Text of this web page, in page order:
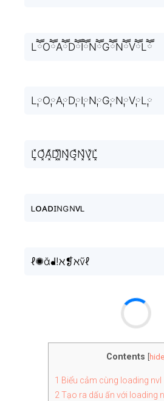
LཽOཽAཽDཽIཽNཽGཽNཽVཽLཽ
L༙O༙A༙D༙I༙N༙G༙N༙V༙L༙
L͓̽O͓̽A͓̽D͓̽I͓̽N͓̽G͓̽N͓̽V͓̽L͓̽
ʟᴏᴀᴅɪɴɢɴᴠʟ
ℓ✺ᾰᖱ!ℵ❡ℵṽℓ
Contents hide
1 Biểu cảm cùng loading nvl
2Tạo ra dấu ấn với loading